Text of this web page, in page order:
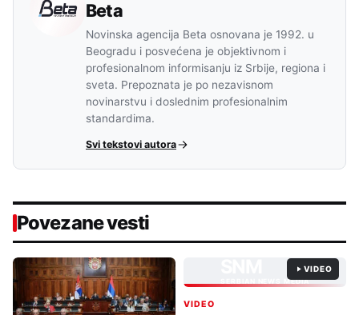
Beta
Novinska agencija Beta osnovana je 1992. u
Beogradu i posvećena je objektivnom i
profesionalnom informisanju iz Srbije, regiona i
sveta. Prepoznata je po nezavisnom
novinarstvu i doslednim profesionalnim
standardima.
Svi tekstovi autora
Povezane vesti
SERBIAN NEWS MEDIA
VIDEO
VIDEO